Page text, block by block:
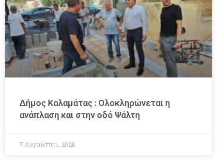
Δήμος Καλαμάτας : Ολοκληρώνεται η
ανάπλαση και στην οδό Ψάλτη
7 Αυγούστου, 2026